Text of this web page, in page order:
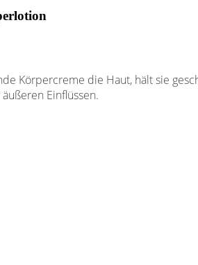
Körpercreme die Haut, hält sie
Einflüssen.